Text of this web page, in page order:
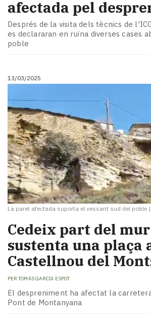
afectada pel
Després de la visita dels tècnics de
es declararan en ruïna diverses cases
poble
13/03/2025
La paret afectada suporta el vessant sud del poble |
Cedeix part del
sustenta una plaça
Castellnou del
PER TOMÀS GARCIA ESPOT
El despreniment ha afectat la
Pont de Montanyana